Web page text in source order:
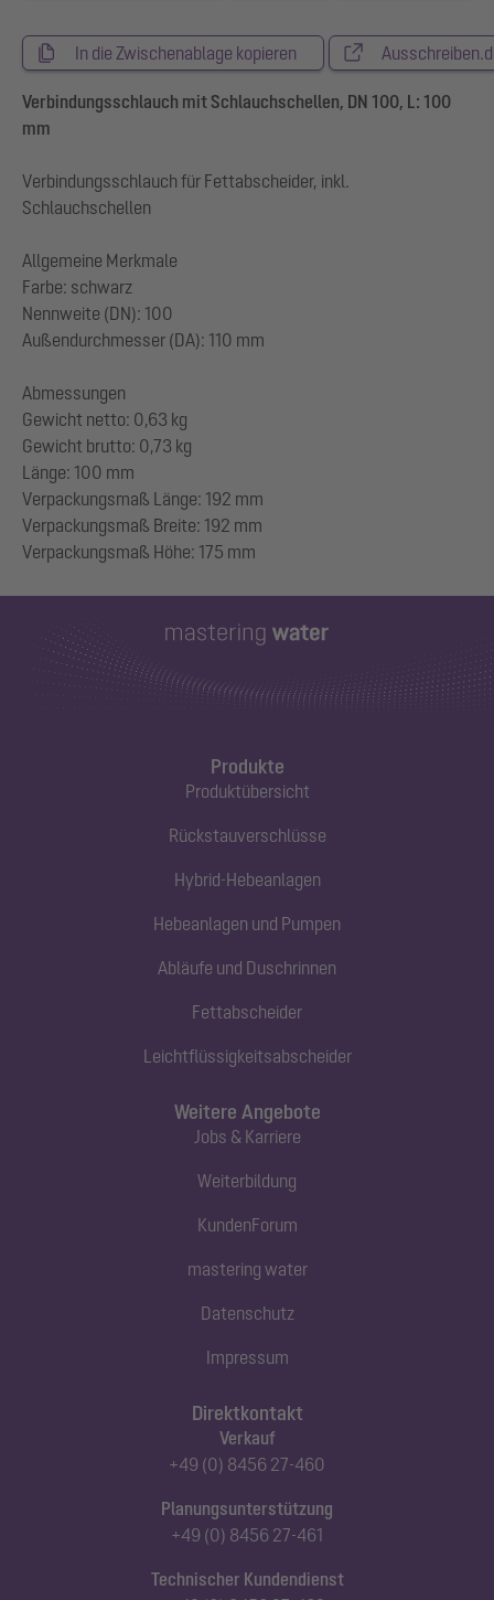
In die Zwischenablage kopieren
Verbindungsschlauch mit Schlauchschellen, DN 100, L: 100
mm
Verbindungsschlauch für Fettabscheider, inkl.
Schlauchschellen
Allgemeine Merkmale
Farbe: schwarz
Nennweite (DN): 100
Außendurchmesser (DA): 110 mm
Abmessungen
Gewicht netto: 0,63 kg
Gewicht brutto: 0,73 kg
Länge: 100 mm
Verpackungsmaß Länge: 192 mm
Verpackungsmaß Breite: 192 mm
Produkte
Produktübersicht
Rückstauverschlüsse
Hybrid-Hebeanlagen
Hebeanlagen und Pumpen
Abläufe und Duschrinnen
Fettabscheider
Leichtflüssigkeitsabscheider
Direktkontakt
Verkauf
+49 (0) 8456 27-460
Planungsunterstützung
+49 (0) 8456 27-461
Technischer Kundendienst
Weitere Angebote
Jobs & Karriere
Weiterbildung
KundenForum
mastering water
Datenschutz
Impressum